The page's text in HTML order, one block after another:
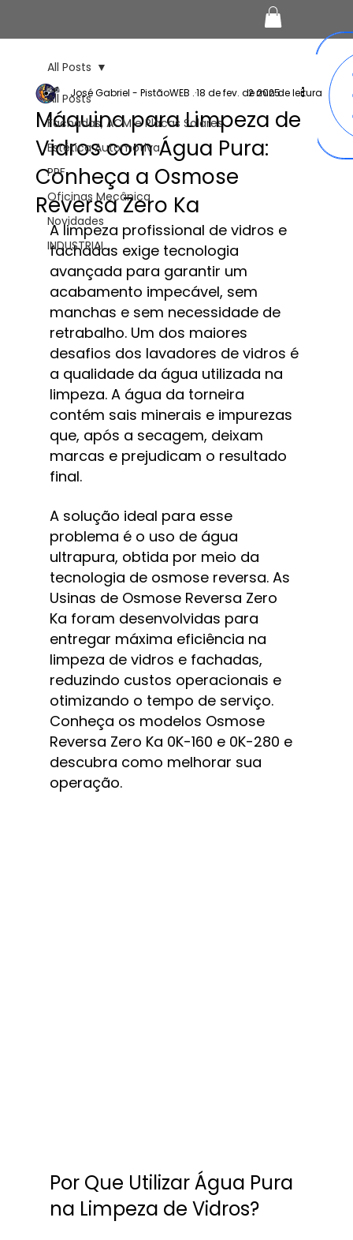
All Posts
Fachadas, ACM e Placas Solares
Estética Automotiva
PPF
Oficinas Mecânica
Novidades
INDUSTRIAL
All Posts
Máquina para Limpeza de
Vidros com Água Pura:
Conheça a Osmose
Reversa Zero Ka
José Gabriel - PistãoWEB .18 de fev. de 20252 min de leitura
A limpeza profissional de vidros e
fachadas exige tecnologia
avançada para garantir um
acabamento impecável, sem
manchas e sem necessidade de
retrabalho. Um dos maiores
desafios dos lavadores de vidros é
a qualidade da água utilizada na
limpeza. A água da torneira
contém sais minerais e impurezas
que, após a secagem, deixam
marcas e prejudicam o resultado
final.
A solução ideal para esse
problema é o uso de água
ultrapura, obtida por meio da
tecnologia de osmose reversa. As
Usinas de Osmose Reversa Zero
Ka foram desenvolvidas para
entregar máxima eficiência na
limpeza de vidros e fachadas,
reduzindo custos operacionais e
otimizando o tempo de serviço.
Conheça os modelos Osmose
Reversa Zero Ka 0K-160 e 0K-280 e
descubra como melhorar sua
operação.
Por Que Utilizar Água Pura
na Limpeza de Vidros?